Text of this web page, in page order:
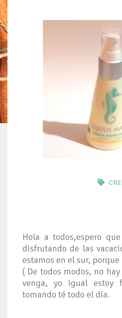
Hola a todos,espero
disfrutando de las
estamos en el sur,
( De todos modos, no
venga, yo igual estoy
tomando té todo el día.